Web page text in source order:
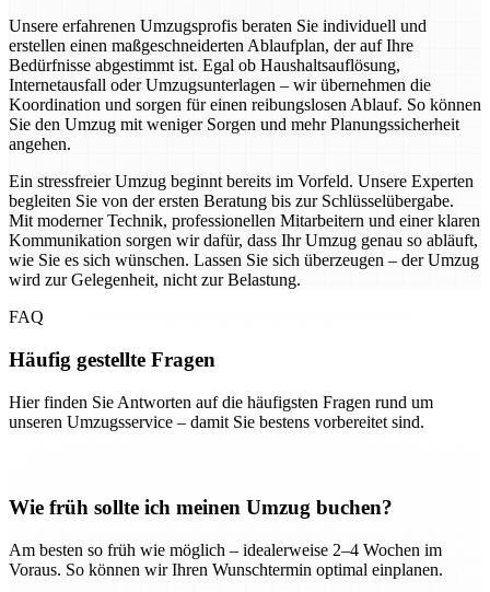
Unsere erfahrenen Umzugsprofis beraten Sie individuell und
erstellen einen maßgeschneiderten Ablaufplan, der auf Ihre
Bedürfnisse abgestimmt ist. Egal ob Haushaltsauflösung,
Internetausfall oder Umzugsunterlagen – wir übernehmen die
Koordination und sorgen für einen reibungslosen Ablauf. So können
Sie den Umzug mit weniger Sorgen und mehr Planungssicherheit
angehen.
Ein stressfreier Umzug beginnt bereits im Vorfeld. Unsere Experten
begleiten Sie von der ersten Beratung bis zur Schlüsselübergabe.
Mit moderner Technik, professionellen Mitarbeitern und einer klaren
Kommunikation sorgen wir dafür, dass Ihr Umzug genau so abläuft,
wie Sie es sich wünschen. Lassen Sie sich überzeugen – der Umzug
wird zur Gelegenheit, nicht zur Belastung.
FAQ
Häufig gestellte Fragen
Hier finden Sie Antworten auf die häufigsten Fragen rund um
unseren Umzugsservice – damit Sie bestens vorbereitet sind.
Wie früh sollte ich meinen Umzug buchen?
Am besten so früh wie möglich – idealerweise 2–4 Wochen im
Voraus. So können wir Ihren Wunschtermin optimal einplanen.